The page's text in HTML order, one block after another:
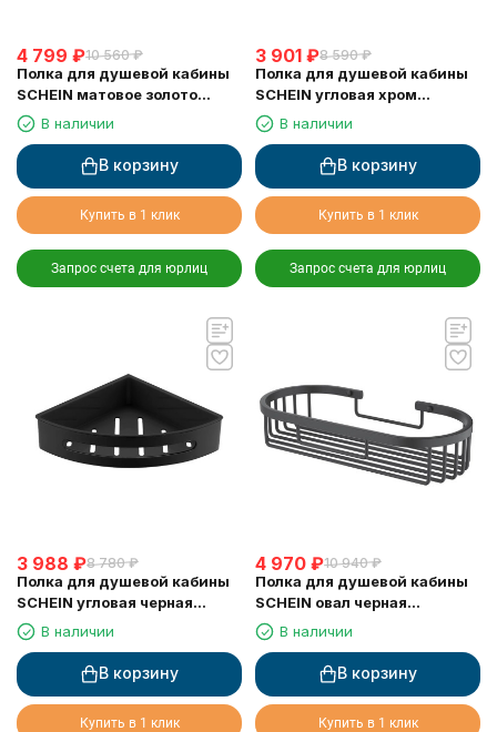
4 799 ₽10 560 ₽
Полка для душевой кабины
SCHEIN матовое золото
(9327BG)
В наличии
В корзину
Купить в 1 клик
Запрос счета для юрлиц
3 901 ₽8 590 ₽
Полка для душевой кабины
SCHEIN угловая хром
(9326CH)
В наличии
В корзину
Купить в 1 клик
Запрос счета для юрлиц
3 988 ₽8 780 ₽
Полка для душевой кабины
SCHEIN угловая черная
(9326MB)
В наличии
В корзину
Купить в 1 клик
4 970 ₽10 940 ₽
Полка для душевой кабины
SCHEIN овал черная
(9312MB)
В наличии
В корзину
Купить в 1 клик